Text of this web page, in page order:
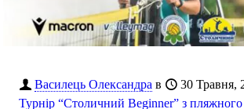
Василець Олександра в
30 Травня,
Турнір “Столичний Beginner” з